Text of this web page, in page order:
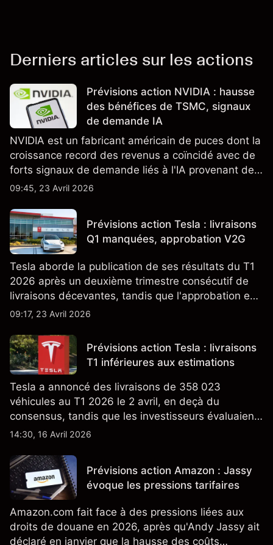
Derniers articles sur les actions
Prévisions action NVIDIA : hausse
des bénéfices de TSMC, signaux
de demande IA
NVIDIA est un fabricant américain de puces dont la
croissance record des revenus a coïncidé avec de
forts signaux de demande liés à l'IA provenant de
partenaires clés de la chaîne d'approvisionnement,
passées ne préjugent pas des résultats futurs.
09:45, 23 Avril 2026
Prévisions action Tesla : livraisons
Q1 manquées, approbation V2G
Tesla aborde la publication de ses résultats du T1
2026 après un deuxième trimestre consécutif de
livraisons décevantes, tandis que l'approbation en
Californie d'un programme V2G pour le Cybertruck
énergétique.
09:17, 23 Avril 2026
Prévisions action Tesla : livraisons
T1 inférieures aux estimations
Tesla a annoncé des livraisons de 358 023
véhicules au T1 2026 le 2 avril, en deçà du
consensus, tandis que les investisseurs évaluaient
également la croissance des stocks et les projets
nouveau SUV. Découvrez les objectifs de cours
TSLA d'analystes tiers.
14:30, 16 Avril 2026
Prévisions action Amazon : Jassy
évoque les pressions tarifaires
Amazon.com fait face à des pressions liées aux
droits de douane en 2026, après qu'Andy Jassy ait
déclaré en janvier que la hausse des coûts